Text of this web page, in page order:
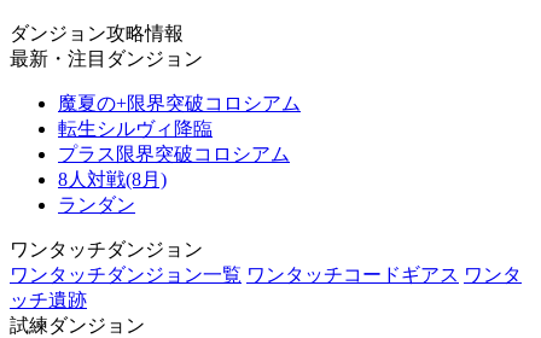
ダンジョン攻略情報
最新・注目ダンジョン
魔夏の+限界突破コロシアム
転生シルヴィ降臨
プラス限界突破コロシアム
8人対戦(8月)
ランダン
ワンタッチダンジョン
ワンタッチダンジョン一覧 ワンタッチコードギアス ワンタ
ッチ遺跡
試練ダンジョン